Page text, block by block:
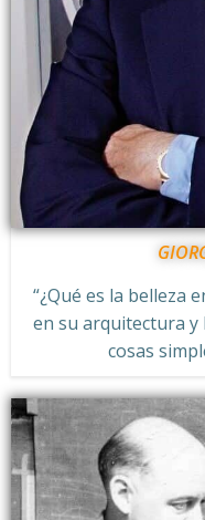
“¿Qué es la belleza
en su arquitectura y
cosas